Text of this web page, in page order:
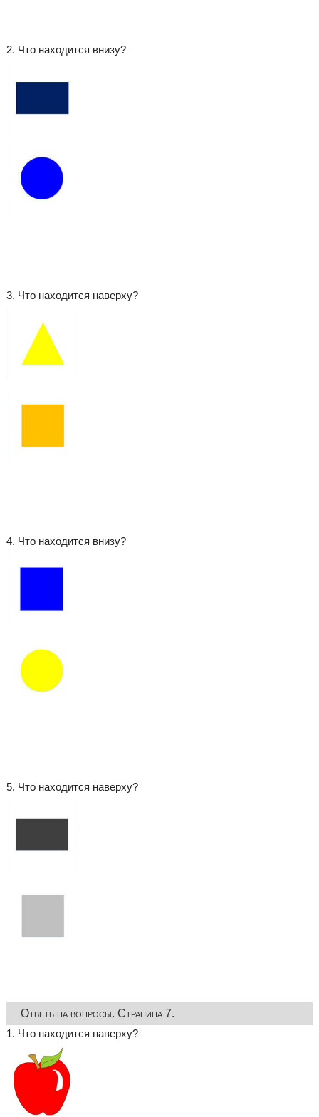
2. Что находится внизу?
3. Что находится наверху?
4. Что находится внизу?
5. Что находится наверху?
Ответь на вопросы. Страница 7.
1. Что находится наверху?